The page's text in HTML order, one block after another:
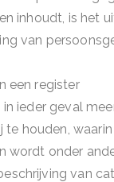
inhoudt, is het
van
een register
ieder geval
te houden,
wordt onder
van